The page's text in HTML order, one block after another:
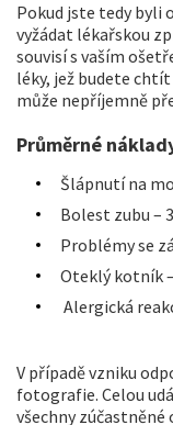
Pokud jste tedy byli
vyžádat lékařskou
souvisí s vaším
léky, jež budete
může nepříjemně
Průměrné
Šlápnutí na
Bolest zubu –
Problémy se
Oteklý kotník
Alergická
V případě vzniku
fotografie. Celou
všechny zúčastněné